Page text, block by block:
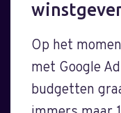
Op het
met Google
budgetten